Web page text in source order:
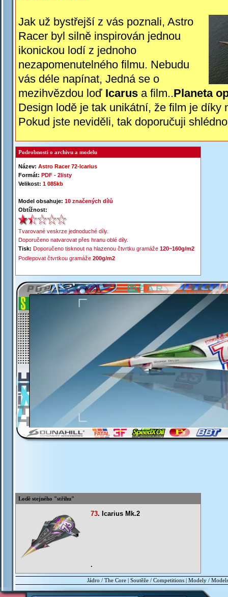
Jak už bystřejší z vás poznali, Astro
Racer byl silně inspirován jednou
ikonickou lodí z jednoho
nezapomenutelného filmu. Nebudu
vás déle napínat, Jedná se o
mezihvězdou loď Icarus a film..Planeta
Design lodě je tak unikátní, že film je díky
Pokud jste neviděli, tak doporučuji
Podrobnosti o archivu a modelu
Název: Astro Racer 72-Icarius
Formát: PDF - 2listy
Velikost: 1 085kb
Model obsahuje: 10 značených dílů
Obtížnost:
Tvarované veskrze jednoduché díly.
Doporučeno natvarovat přes hranu oblé díly.
Tisk: Doporučeno tisknout na hlazenou čtvrtku gramáže 120~160g/m2
Podlepovat čtvrtkou gramáže 200g/m2
Lodě stejného "střihu"
73. Icarius Mk.2
.
Jádro / The Core Soutěže / Competitions Modely / Models